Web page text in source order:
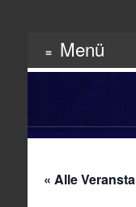
Menü
« Alle